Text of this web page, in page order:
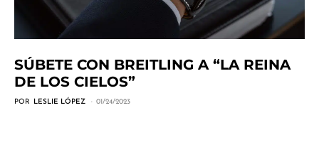
SÚBETE CON BREITLING A “LA REINA
DE LOS CIELOS”
POR LESLIE LÓPEZ 01/24/2023